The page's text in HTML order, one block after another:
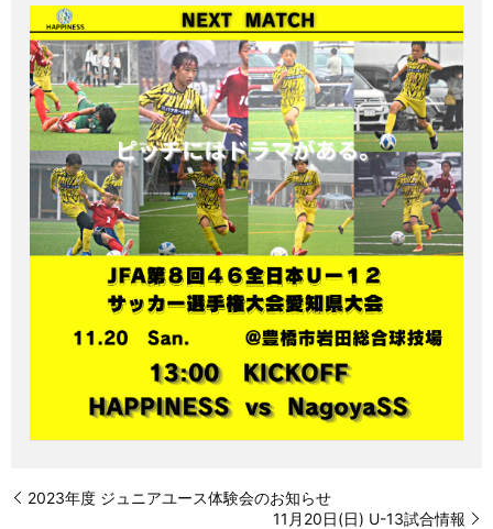
2023年度 ジュニアユース体験会のお知らせ
11月20日(日) U-13試合情報